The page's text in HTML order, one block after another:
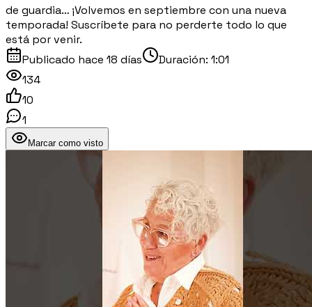
de guardia… ¡Volvemos en septiembre con una nueva
temporada! Suscríbete para no perderte todo lo que
está por venir.
Publicado hace 18 días Duración: 1:01
134
10
1
Marcar como visto